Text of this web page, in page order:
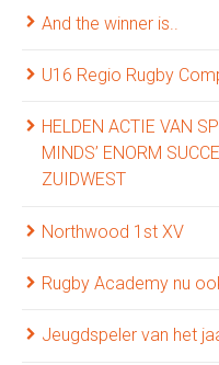
And the winner is..
U16 Regio Rugby
HELDEN ACTIE VAN
MINDS’ ENORM
ZUIDWEST
Northwood 1st XV
Rugby Academy nu
Jeugdspeler van het